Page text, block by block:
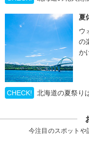
夏
ウ
の
か
CHECK! 北海道の夏祭り
今注目のスポットや